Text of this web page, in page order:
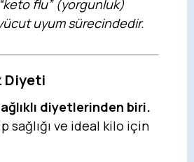
flu” (yorgunluk)
uyum sürecindedir.
Diyeti
diyetlerinden biri.
sağlığı ve ideal kilo için